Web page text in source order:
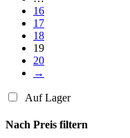
16
17
18
19
20
→
Auf Lager
Nach Preis filtern